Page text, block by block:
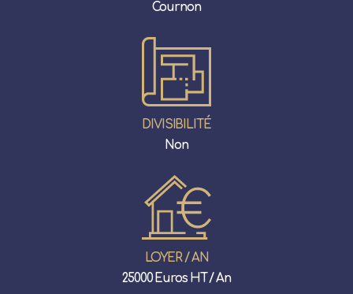
Cournon
DIVISIBILITÉ
Non
LOYER / AN
25000 Euros HT / An